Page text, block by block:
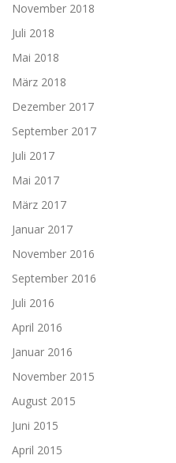
November 2018
Juli 2018
Mai 2018
März 2018
Dezember 2017
September 2017
Juli 2017
Mai 2017
März 2017
Januar 2017
November 2016
September 2016
Juli 2016
April 2016
Januar 2016
November 2015
August 2015
Juni 2015
April 2015